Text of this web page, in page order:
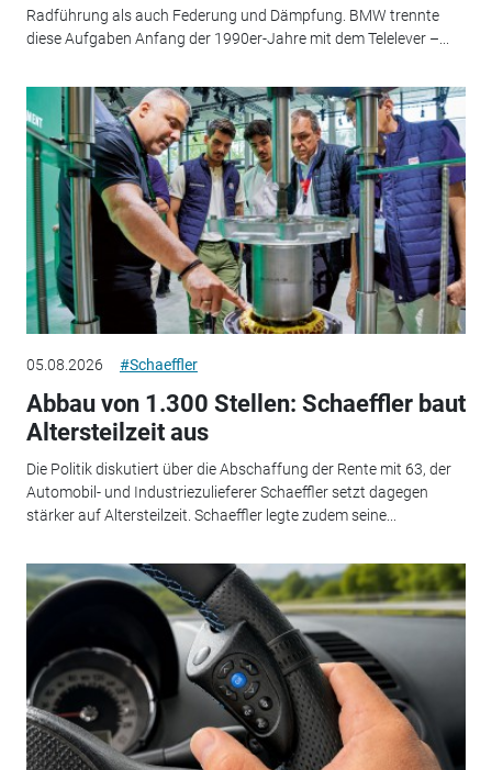
Radführung als auch Federung und Dämpfung. BMW trennte
diese Aufgaben Anfang der 1990er-Jahre mit dem Telelever –...
05.08.2026 #Schaeffler
Abbau von 1.300 Stellen: Schaeffler baut
Altersteilzeit aus
Die Politik diskutiert über die Abschaffung der Rente mit 63, der
Automobil- und Industriezulieferer Schaeffler setzt dagegen
stärker auf Altersteilzeit. Schaeffler legte zudem seine...